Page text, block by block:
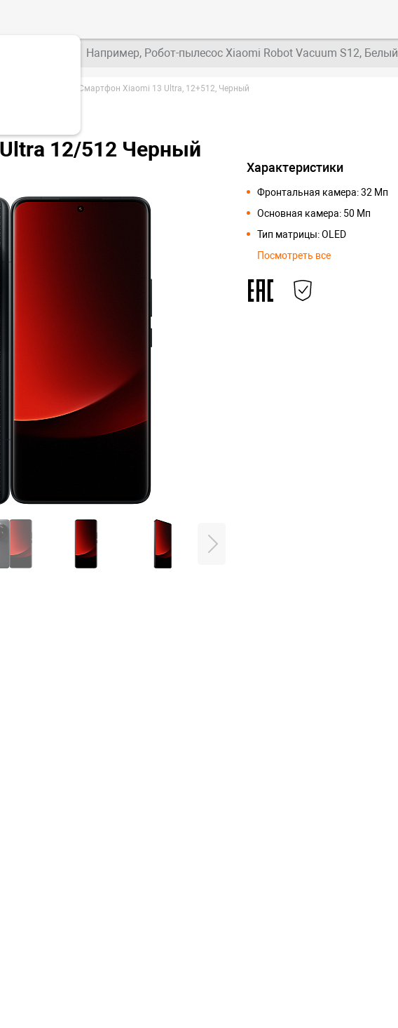
Например, Робот-пылесос Xiaomi Robot Vacuum S12, Белый
Смартфон Xiaomi 13 Ultra, 12+512, Черный
12/512 Черный
Характеристики
Фронтальная камера: 32 Мп
Основная камера: 50 Мп
Тип матрицы: OLED
Посмотреть все